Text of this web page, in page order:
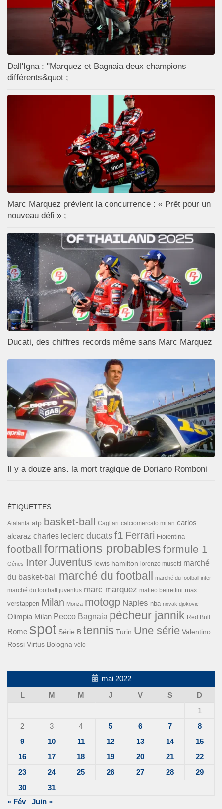
Dall'Igna : "Marquez et Bagnaia deux champions
différents&quot ;
Marc Marquez prévient la concurrence : « Prêt pour un
nouveau défi » ;
Ducati, des chiffres records même sans Marc Marquez
Il y a douze ans, la mort tragique de Doriano Romboni
ÉTIQUETTES
Atalanta atp basket-ball Cagliari calciomercato milan carlos
alcaraz charles leclerc ducats f1 Ferrari Fiorentina
football formations probables formule 1
Gênes InterJuventus lewis hamilton lorenzo musetti marché
du basket-ball
marché du football marché du football inter
marché du football juventus marc marquez matteo berrettini max
verstappen Milan Monza motogp Naples nba novak djokovic
Olimpia Milan Pecco Bagnaia pécheur jannik Red Bull
Rome spot Série B tennis Turin Une série Valentino
Rossi Virtus Bologna vélo
mai 2022
L
M M J V S
D
1
2
3 4 5 6 7
8
9
10 11 12 13 14
15
16
17 18 19 20 21
22
23
24 25 26 27 28
29
30
31
« Fév
Juin »